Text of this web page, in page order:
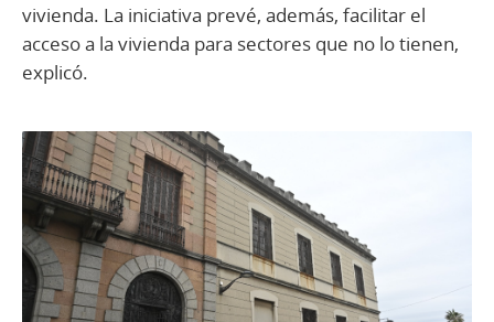
vivienda. La iniciativa prevé, además, facilitar el
acceso a la vivienda para sectores que no lo tienen,
explicó.